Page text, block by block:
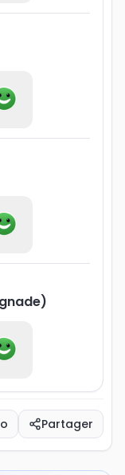
Partager